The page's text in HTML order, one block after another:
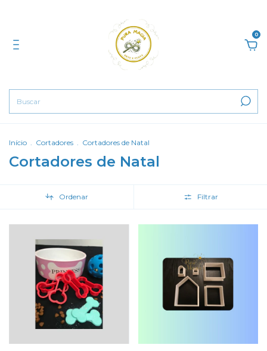
0
Início . Cortadores . Cortadores de Natal
Cortadores de Natal
Ordenar Filtrar